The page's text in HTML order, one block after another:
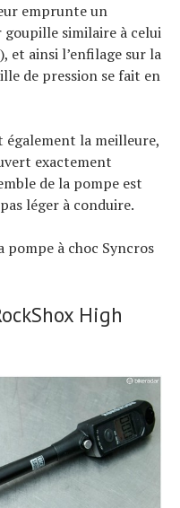
emprunte un
goupille similaire à celui
et ainsi l’enfilage sur la
de pression se fait en
également la meilleure,
exactement
de la pompe est
léger à conduire.
pompe à choc Syncros
High